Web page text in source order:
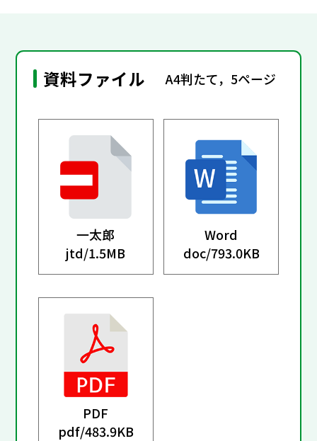
資料ファイル A4判たて，5ページ
一太郎
jtd/1.5MB
Word
doc/793.0KB
PDF
pdf/483.9KB